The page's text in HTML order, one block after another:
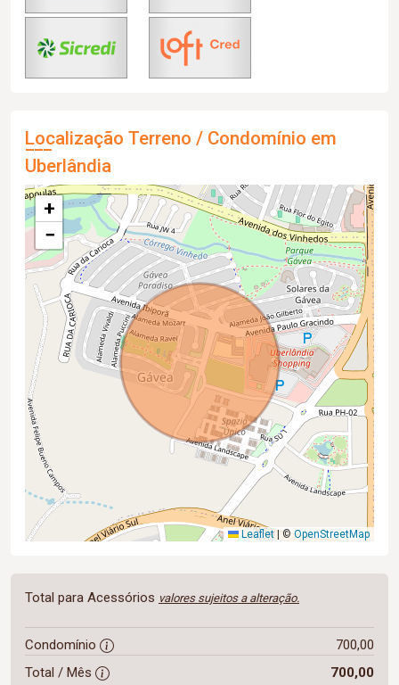
Localização Terreno / Condomínio em
Uberlândia
+
−
Leaflet ©OpenStreetMap
Total para Acessórios valores sujeitos a alteração.
Condomínio
700,00
Total / Mês
700,00